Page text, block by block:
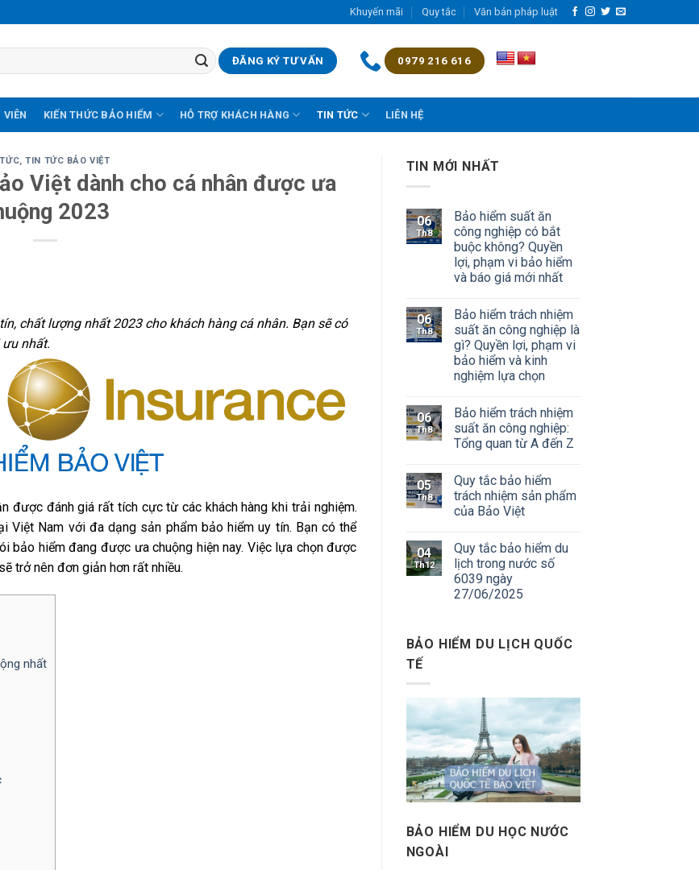
Khuyến mãi Quy tắc Văn bản pháp luật
ĐĂNG KÝ TƯ VẤN 0979 216 616
VIÊN KIẾN THỨC BẢO HIỂM HỖ TRỢ KHÁCH HÀNG TIN TỨC LIÊN HỆ
,TIN TỨC BẢO VIỆT
Việt dành cho cá nhân được ưa
2023
chất lượng nhất 2023 cho khách hàng cá nhân. Bạn sẽ có
nhất.
được đánh giá rất tích cực từ các khách hàng khi trải nghiệm.
Việt Nam với đa dạng sản phẩm bảo hiểm uy tín. Bạn có thể
bảo hiểm đang được ưa chuộng hiện nay. Việc lựa chọn được
trở nên đơn giản hơn rất nhiều.
nhất
TIN MỚI NHẤT
06
Th8
Bảo hiểm suất ăn
công nghiệp có bắt
buộc không? Quyền
lợi, phạm vi bảo hiểm
và báo giá mới nhất
06
Th8
Bảo hiểm trách nhiệm
suất ăn công nghiệp là
gì? Quyền lợi, phạm vi
bảo hiểm và kinh
nghiệm lựa chọn
06
Th8
Bảo hiểm trách nhiệm
suất ăn công nghiệp:
Tổng quan từ A đến Z
05
Th8
Quy tắc bảo hiểm
trách nhiệm sản phẩm
của Bảo Việt
04
Th12
Quy tắc bảo hiểm du
lịch trong nước số
6039 ngày
27/06/2025
BẢO HIỂM DU LỊCH QUỐC
TẾ
BẢO HIỂM DU HỌC NƯỚC
NGOÀI